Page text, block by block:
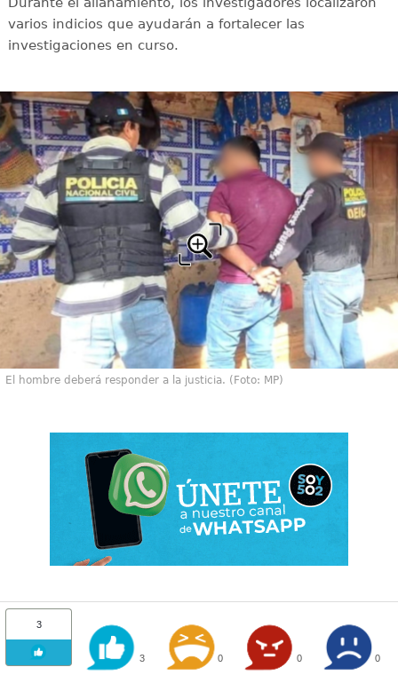
varios indicios que ayudarán a fortalecer las
investigaciones en curso.
El hombre deberá responder a la justicia. (Foto: MP)
3
3 0 0 0